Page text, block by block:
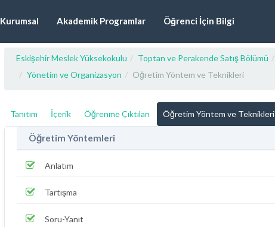
Kurumsal Akademik Programlar Öğrenci İçin Bilgi
Eskişehir Meslek Yüksekokulu Toptan ve Perakende Satış Bölümü
Yönetim ve Organizasyon
Öğretim Yöntem ve Teknikleri
Tanıtım İçerik Öğrenme Çıktıları Öğretim Yöntem ve Teknikleri
Öğretim Yöntemleri
Anlatım
Tartışma
Soru-Yanıt